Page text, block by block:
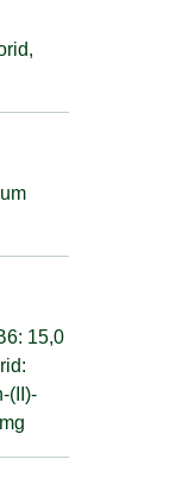
15,0
(II)-